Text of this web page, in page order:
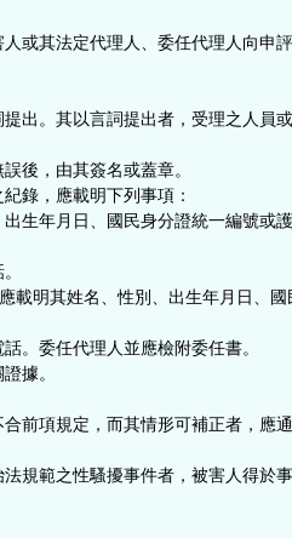
或其法定代理人、委任代理人向申
。其以言詞提出者，受理之人員
，由其簽名或蓋章。
錄，應載明下列事項：
生年月日、國民身分證統一編號或
明其姓名、性別、出生年月日、國
任代理人並應檢附委任書。
據。
項規定，而其情形可補正者，應
範之性騷擾事件者，被害人得於